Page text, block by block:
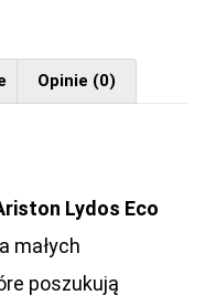
Opinie (0)
Lydos Eco
małych
poszukują